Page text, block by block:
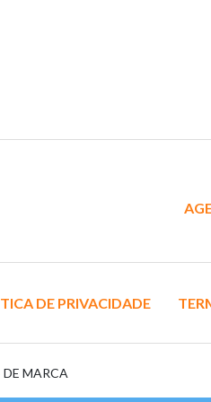
DE PRIVACIDADE
MARCA